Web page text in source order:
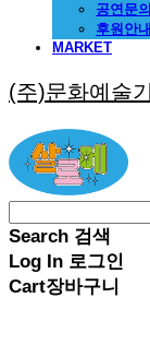
공연문의
후원안내
MARKET
(주)문화예술
Search 검색
Log In 로그인
Cart장바구니